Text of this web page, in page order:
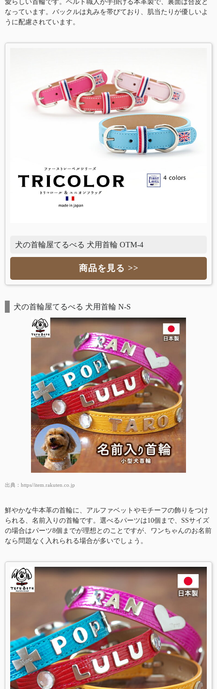
愛らしい首輪です。ベルト職人が手掛ける本革製で、裏面は合皮と
なっています。バックルは丸みを帯びており、肌当たりが優しいよ
うに配慮されています。
犬の首輪屋てるべる 犬用首輪 OTM-4
商品を見る >>
犬の首輪屋てるべる 犬用首輪 N-S
出典： https//item.rakuten.co.jp
鮮やかな牛本革の首輪に、アルファベットやモチーフの飾りをつけ
られる、名前入りの首輪です。選べるパーツは10個まで、SSサイズ
の場合はパーツ8個までが理想とのことですが、ワンちゃんのお名前
なら問題なく入れられる場合が多いでしょう。